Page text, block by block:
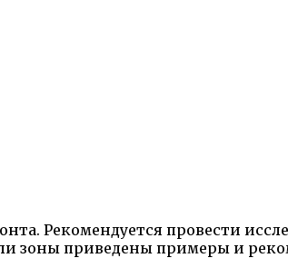
Рекомендуется провести
зоны приведены примеры и